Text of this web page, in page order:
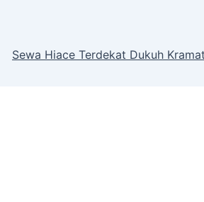
Sewa Hiace Terdekat Dukuh